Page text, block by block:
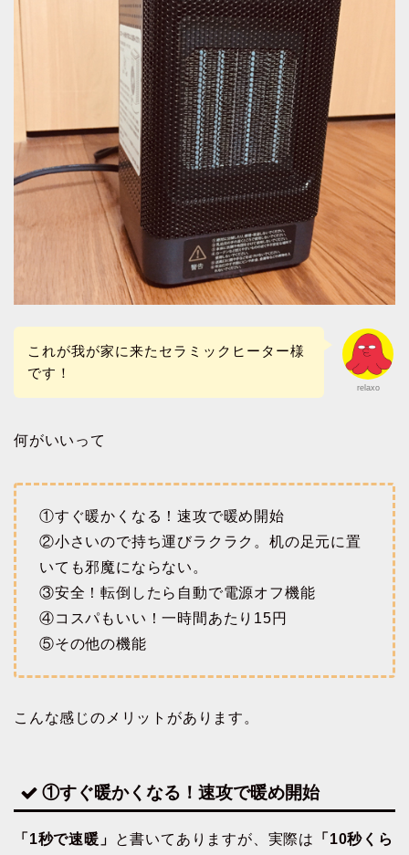
relaxo
これが我が家に来たセラミックヒーター様
です！
何がいいって
①すぐ暖かくなる！速攻で暖め開始
②小さいので持ち運びラクラク。机の足元に置
いても邪魔にならない。
③安全！転倒したら自動で電源オフ機能
④コスパもいい！一時間あたり15円
⑤その他の機能
こんな感じのメリットがあります。
①すぐ暖かくなる！速攻で暖め開始
「1秒で速暖」 と書いてありますが、実際は
「10秒くら